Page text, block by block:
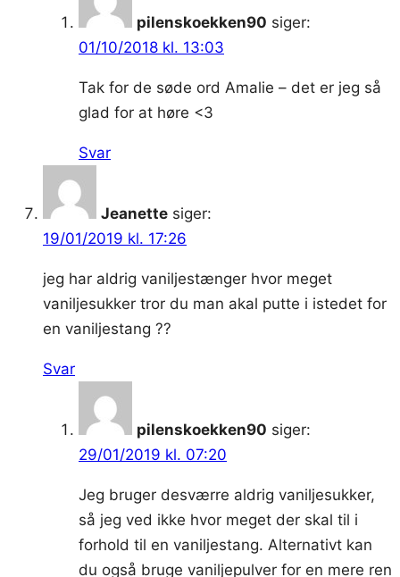
pilenskoekken90 siger:
01/10/2018 kl. 13:03
Tak for de søde ord Amalie – det er jeg så
glad for at høre <3
Svar
Jeanette siger:
19/01/2019 kl. 17:26
jeg har aldrig vaniljestænger hvor meget
vaniljesukker tror du man akal putte i istedet for
en vaniljestang ??
Svar
pilenskoekken90 siger:
29/01/2019 kl. 07:20
Jeg bruger desværre aldrig vaniljesukker,
så jeg ved ikke hvor meget der skal til i
forhold til en vaniljestang. Alternativt kan
du også bruge vaniljepulver for en mere ren